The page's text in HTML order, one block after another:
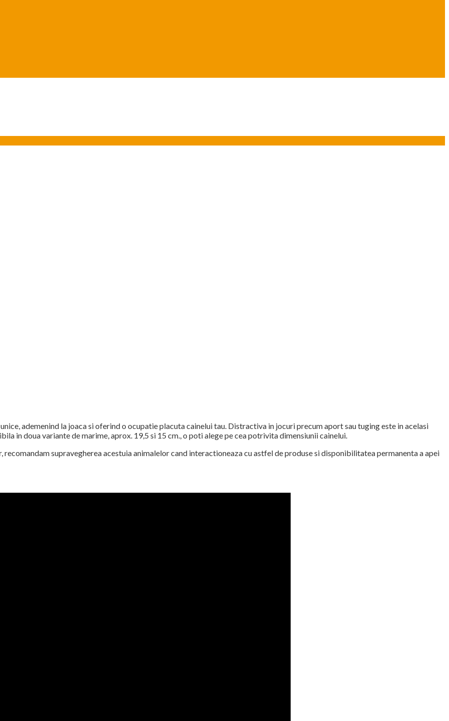
ademenind la joaca si oferind o ocupatie placuta cainelui tau. Distractiva in jocuri precum aport sau tuging este in acelasi
in doua variante de marime, aprox. 19,5 si 15 cm., o poti alege pe cea potrivita dimensiunii cainelui.
supravegherea acestuia animalelor cand interactioneaza cu astfel de produse si disponibilitatea permanenta a apei